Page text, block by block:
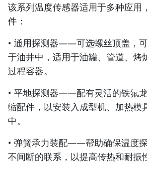
该系列温度传感器适用于多种应用
件：
• 通用探测器——可选螺丝顶盖，
于油井中，适用于油罐、管道、烤
过程容器。
• 平地探测器——配有灵活的铁氟
缩配件，以安装入成型机、加热模
中。
• 弹簧承力装配——帮助确保温度
不间断的联系，以提高传热和耐振